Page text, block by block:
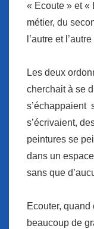
« Ecoute » et «
métier, du
l’autre et
Les deux
cherchait à se
s’échappaient
s’écrivaient,
peintures se
dans un
sans que
Ecouter, quand
beaucoup de